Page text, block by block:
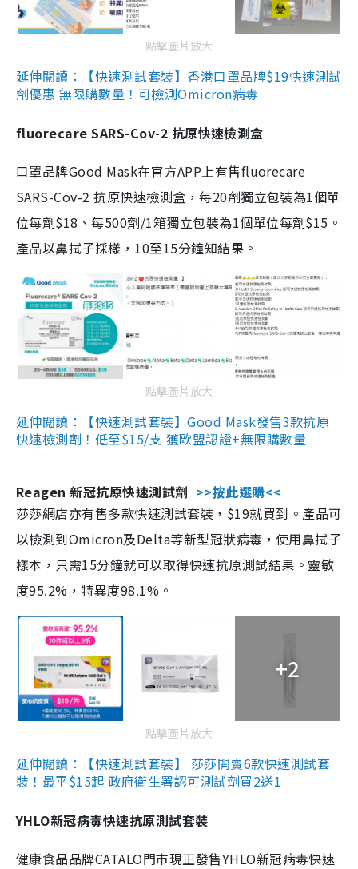
點擊圖片放大
延伸閱讀：【快速測試套裝】香港口罩品牌$19快速測試
劑優惠 無限購數量！可檢測Omicron病毒
fluorecare SARS-Cov-2 抗原快速檢測盒
口罩品牌Good Mask在官方APP上有售fluorecare
SARS-Cov-2 抗原快速檢測盒，每20劑獨立包裝為1個單
位每劑$18、每500劑/1箱獨立包裝為1個單位每劑$15。
產品以鼻拭子採樣，10至15分鐘知結果。
點擊圖片放大
延伸閱讀：【快速測試套裝】Good Mask發售3款抗原
快速檢測劑！低至$15/支 獲歐盟認證+無限購數量
Reagen 新冠抗原快速測試劑 >>按此選購<<
莎莎網店亦有售多款快速測試套裝，$19就買到。產品可
以檢測到Omicron及Delta等新型冠狀病毒，使用鼻拭子
樣本，只需15分鐘就可以取得快速抗原測試結果。靈敏
度95.2%，特異度98.1%。
+2
點擊圖片放大
延伸閱讀：【快速測試套裝】 莎莎開賣6款快速測試套
裝！最平$15起 政府衛生署認可測試劑買2送1
YHLO新冠病毒快速抗原測試套裝
健康食品品牌CATALO門市現正發售YHLO新冠病毒快速